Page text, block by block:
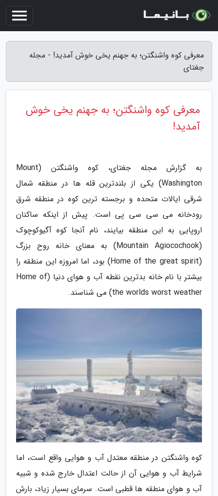
معرفی کوه واشنگتن؛ به جهنم یخی خوش آمدید! - مجله
جغتای
معرفی کوه واشنگتن؛ به جهنم یخی خوش
آمدید!
به گزارش مجله جغتای، کوه واشنگتن (Mount
Washington) یکی از بلندترین قله ها در منطقه شمال
شرقی ایالات متحده و برجسته ترین کوه در منطقه شرق
رودخانه می سی سی پی است. پیش از اینکه ساکنان
اروپایی به این منطقه بیایند، نام آنجا کوه آگیوکوچوک
(Mountain Agiocochook) به معنای خانه روح بزرگ
(Home of the great spirit) بود، اما امروزه این منطقه را
بیشتر با نام خانه بدترین نقطه آب و هوای دنیا (Home of
the worlds worst weather) می شناسند.
کوه واشنگتن در منطقه معتدل آب و هوایی واقع است، اما
شرایط آب و هوایی آن از حالت اعتدال خارج شده و شبیه
آب و هوای منطقه ها قطبی است. سرمای بسیار زیاد، بارش